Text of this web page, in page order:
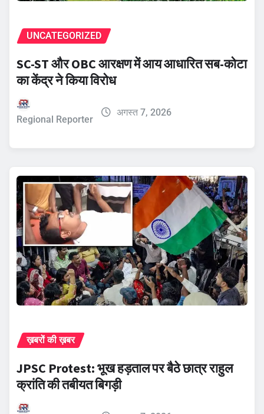
UNCATEGORIZED
SC-ST और OBC आरक्षण में आय आधारित सब-कोटा
का केंद्र ने किया विरोध
Regional Reporter
अगस्त 7, 2026
ख़बरों की ख़बर
JPSC Protest: भूख हड़ताल पर बैठे छात्र राहुल
क्रांति की तबीयत बिगड़ी